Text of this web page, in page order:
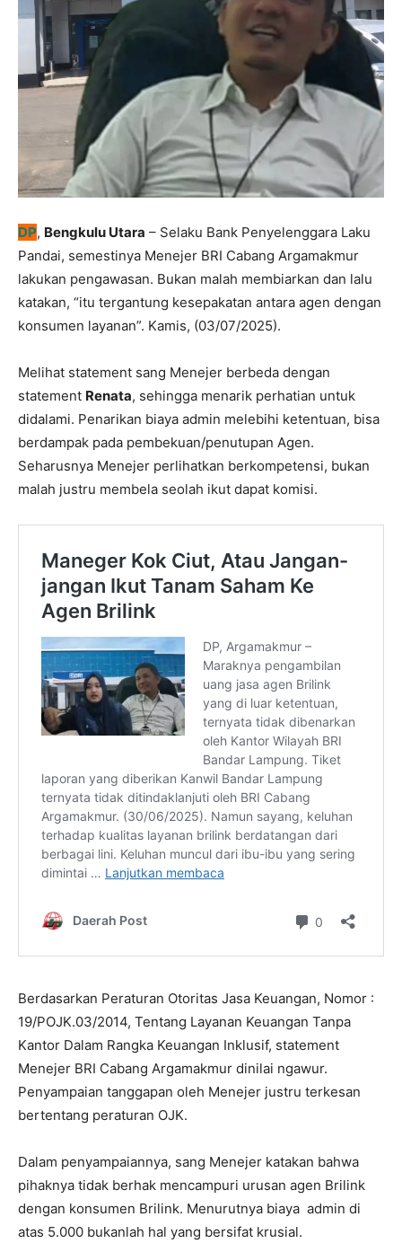
DP, Bengkulu Utara – Selaku Bank Penyelenggara Laku
Pandai, semestinya Menejer BRI Cabang Argamakmur
lakukan pengawasan. Bukan malah membiarkan dan lalu
katakan, “itu tergantung kesepakatan antara agen dengan
konsumen layanan”. Kamis, (03/07/2025).
Melihat statement sang Menejer berbeda dengan
statement Renata, sehingga menarik perhatian untuk
didalami. Penarikan biaya admin melebihi ketentuan, bisa
berdampak pada pembekuan/penutupan Agen.
Seharusnya Menejer perlihatkan berkompetensi, bukan
malah justru membela seolah ikut dapat komisi.
Berdasarkan Peraturan Otoritas Jasa Keuangan, Nomor :
19/POJK.03/2014, Tentang Layanan Keuangan Tanpa
Kantor Dalam Rangka Keuangan Inklusif, statement
Menejer BRI Cabang Argamakmur dinilai ngawur.
Penyampaian tanggapan oleh Menejer justru terkesan
bertentang peraturan OJK.
Dalam penyampaiannya, sang Menejer katakan bahwa
pihaknya tidak berhak mencampuri urusan agen Brilink
dengan konsumen Brilink. Menurutnya biaya admin di
atas 5.000 bukanlah hal yang bersifat krusial.